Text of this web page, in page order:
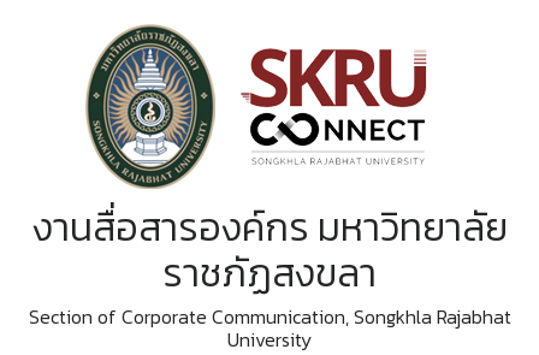
งานสื่อสารองค์กร มหาวิทยาลัย
ราชภัฏสงขลา
Section of Corporate Communication, Songkhla Rajabhat
University